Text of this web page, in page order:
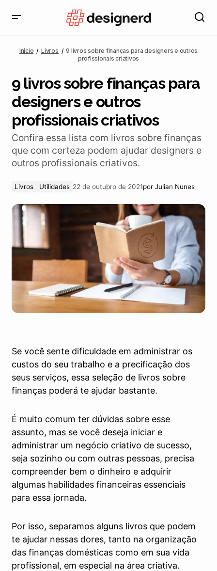
profissionais criativos
Início Livros
9 livros sobre finanças para designers e outros
profissionais criativos
9 livros sobre finanças para
designers e outros
profissionais criativos
Confira essa lista com livros sobre finanças
que com certeza podem ajudar designers e
outros profissionais criativos.
Livros Utilidades 22 de outubro de 2021por Julian Nunes
Se você sente dificuldade em administrar os
custos do seu trabalho e a precificação dos
seus serviços, essa seleção de livros sobre
finanças poderá te ajudar bastante.
É muito comum ter dúvidas sobre esse
assunto, mas se você deseja iniciar e
administrar um negócio criativo de sucesso,
seja sozinho ou com outras pessoas, precisa
compreender bem o dinheiro e adquirir
algumas habilidades financeiras essenciais
para essa jornada.
Por isso, separamos alguns livros que podem
te ajudar nessas dores, tanto na organização
das finanças domésticas como em sua vida
profissional, em especial na área criativa.